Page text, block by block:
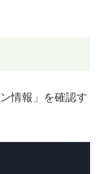
情報」を確認す